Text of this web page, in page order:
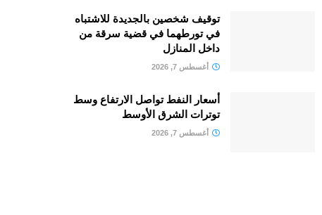
توقيف شخصين بالجديدة للاشتباه
في تورطهما في قضية سرقة من
داخل المنازل
أغسطس 7, 2026
أسعار النفط تواصل الارتفاع وسط
توترات الشرق الأوسط
أغسطس 7, 2026